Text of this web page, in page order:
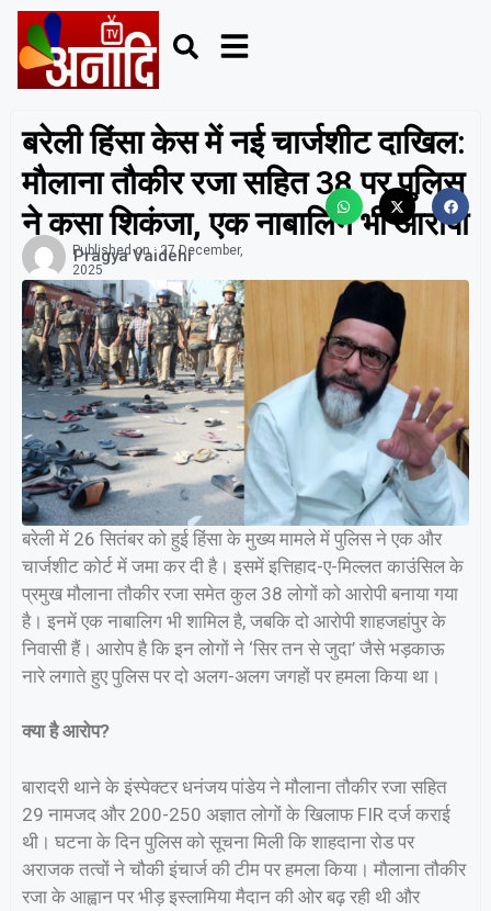
बरेली हिंसा केस में नई चार्जशीट दाखिल:
मौलाना तौकीर रजा सहित 38 पर पुलिस
ने कसा शिकंजा, एक नाबालिग भी आरोपी
Pragya Vaidehi
Published on : 27 December,
2025
बरेली में 26 सितंबर को हुई हिंसा के मुख्य मामले में पुलिस ने एक और
चार्जशीट कोर्ट में जमा कर दी है। इसमें इत्तिहाद-ए-मिल्लत काउंसिल के
प्रमुख मौलाना तौकीर रजा समेत कुल 38 लोगों को आरोपी बनाया गया
है। इनमें एक नाबालिग भी शामिल है, जबकि दो आरोपी शाहजहांपुर के
निवासी हैं। आरोप है कि इन लोगों ने ‘सिर तन से जुदा’ जैसे भड़काऊ
नारे लगाते हुए पुलिस पर दो अलग-अलग जगहों पर हमला किया था।
क्या है आरोप?
बारादरी थाने के इंस्पेक्टर धनंजय पांडेय ने मौलाना तौकीर रजा सहित
29 नामजद और 200-250 अज्ञात लोगों के खिलाफ FIR दर्ज कराई
थी। घटना के दिन पुलिस को सूचना मिली कि शाहदाना रोड पर
अराजक तत्वों ने चौकी इंचार्ज की टीम पर हमला किया। मौलाना तौकीर
रजा के आह्वान पर भीड़ इस्लामिया मैदान की ओर बढ़ रही थी और